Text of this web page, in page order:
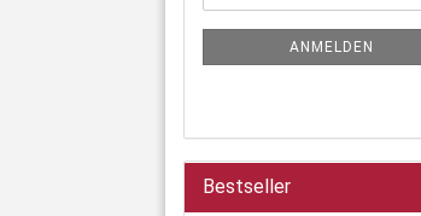
ANMELDEN
Bestseller